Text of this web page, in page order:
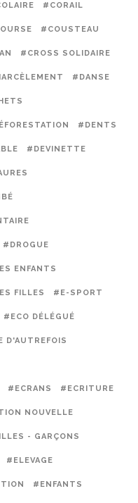
#CORAIL
#COUSTEAU
#CROSS SOLIDAIRE
#DANSE
#DENTS
#DEVINETTE
#DROGUE
ENFANTS
FILLES #E-SPORT
#ECO DÉLÉGUÉ
D'AUTREFOIS
#ECRANS #ECRITURE
NOUVELLE
- GARÇONS
#ELEVAGE
#ENFANTS